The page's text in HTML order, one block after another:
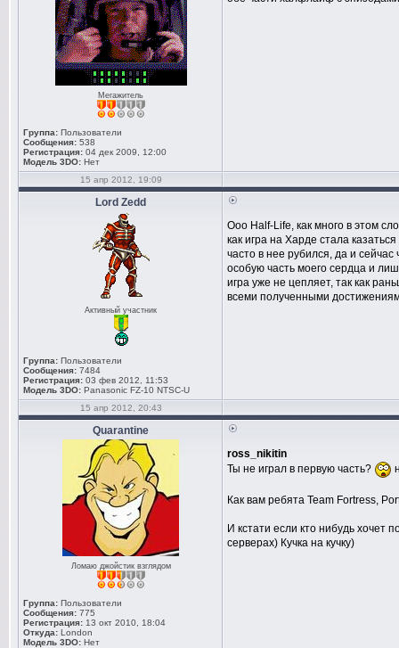
Мегажитель
Группа: Пользователи
Сообщения: 538
Регистрация: 04 дек 2009, 12:00
Модель 3DO: Нет
15 апр 2012, 19:09
Lord Zedd
Активный участник
Группа: Пользователи
Сообщения: 7484
Регистрация: 03 фев 2012, 11:53
Модель 3DO: Panasonic FZ-10 NTSC-U
Ооо Half-Life, как много в этом
как игра на Харде стала
часто в нее рубился, да и
особую часть моего сердца и
игра уже не цепляет, так как
всеми полученными
15 апр 2012, 20:43
Quarantine
Ломаю джойстик взглядом
Группа: Пользователи
Сообщения: 775
Регистрация: 13 окт 2010, 18:04
Откуда: London
Модель 3DO: Нет
ross_nikitin
Ты не играл в первую часть?
Как вам ребята Team Fortress,
И кстати если кто нибудь хочет
серверах) Кучка на кучку)